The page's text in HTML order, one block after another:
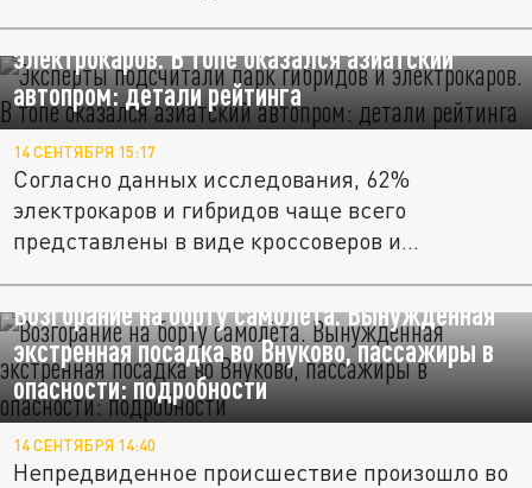
Эксперты подсчитали парк гибридов и
электрокаров. В топе оказался азиатский
автопром: детали рейтинга
14 СЕНТЯБРЯ 15:17
Согласно данных исследования, 62%
электрокаров и гибридов чаще всего
представлены в виде кроссоверов и...
Возгорание на борту самолёта. Вынужденная
экстренная посадка во Внуково, пассажиры в
опасности: подробности
14 СЕНТЯБРЯ 14:40
Непредвиденное происшествие произошло во